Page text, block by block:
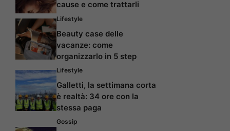
cause e come trattarli
Lifestyle
Beauty case delle
vacanze: come
organizzarlo in 5 step
Lifestyle
Galletti, la settimana corta
è realtà: 34 ore con la
stessa paga
Gossip